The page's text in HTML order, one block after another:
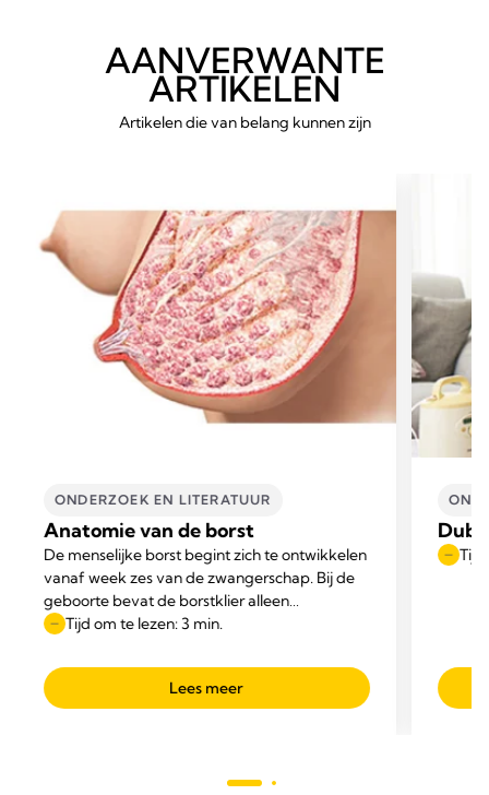
AANVERWANTE
ARTIKELEN
Artikelen die van belang kunnen zijn
ONDERZOEK EN LITERATUUR
Anatomie van de borst
De menselijke borst begint zich te ontwikkelen
vanaf week zes van de zwangerschap. Bij de
geboorte bevat de borstklier alleen
rudimentaire kanalen met kleine,
kinderjaren groeien.
Tijd om te lezen: 3 min.
Lees meer
Tijd